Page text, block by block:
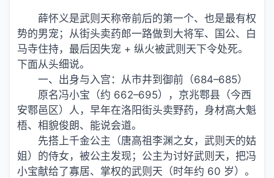
薛怀义是武则天称帝前后的第一个、也是最有权
势的男宠；从街头卖药郎一路做到大将军、国公、白
马寺住持，最后因失宠 + 纵火被武则天下令处死。
下面从头细说。
一、出身与入宫：从市井到御前（684–685）
原名冯小宝（约 662–695），京兆鄠县（今西
安鄠邑区）人，早年在洛阳街头卖野药，身材高大魁
梧、相貌俊朗、能说会道。
先搭上千金公主（唐高祖李渊之女，武则天的姑
姐）的侍女，被公主发现；公主为讨好武则天，把冯
小宝献给了寡居、掌权的武则天（时年约 60 岁）。